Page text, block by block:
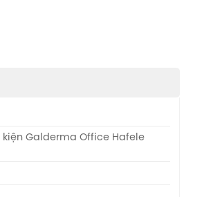
kiện Galderma Office Hafele